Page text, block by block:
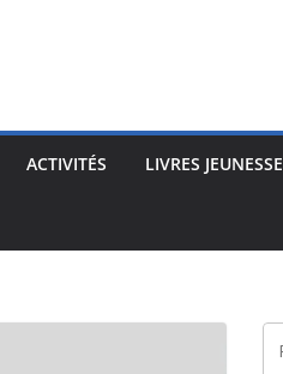
ACTIVITÉS LIVRES JEUNESSE